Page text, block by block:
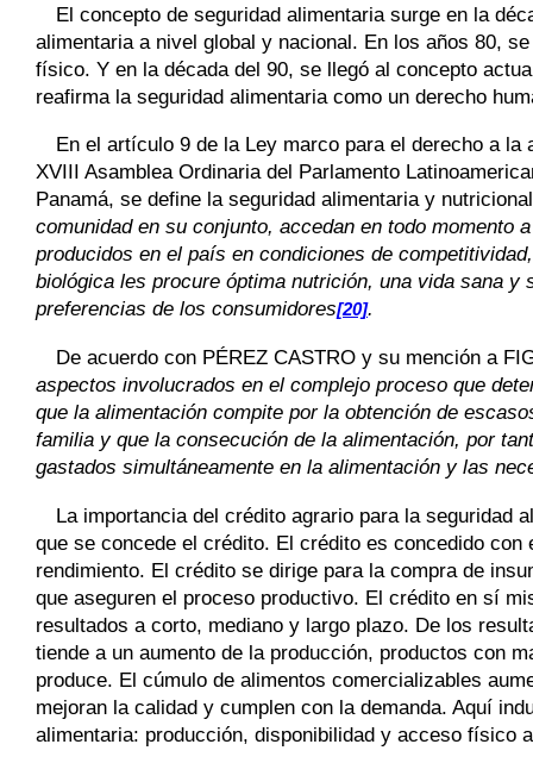
El concepto de seguridad alimentaria surge en la
alimentaria a nivel global y nacional. En los años 80,
físico. Y en la década del 90, se llegó al concepto
reafirma la seguridad alimentaria como un derecho
En el artículo 9 de la Ley marco para el derecho a
XVIII Asamblea Ordinaria del Parlamento
Panamá, se define la seguridad alimentaria y
comunidad en su conjunto, accedan en todo
producidos en el país en condiciones de
biológica les procure óptima nutrición, una vida sana
preferencias de los consumidores[20].
De acuerdo con PÉREZ CASTROy su mención a
aspectos involucrados en el complejo proceso que
que la alimentación compite por la obtención de
familia y que la consecución de la alimentación, por
gastados simultáneamente en la alimentación y las
La importancia del crédito agrario para la seguridad
que se concede el crédito. El crédito es concedido
rendimiento. El crédito se dirige para la compra de
que aseguren el proceso productivo. El crédito en sí
resultados a corto, mediano y largo plazo. De los
tiende a un aumento de la producción, productos con
produce. El cúmulo de alimentos comercializables
mejoran la calidad y cumplen con la demanda. Aquí
alimentaria: producción, disponibilidad y acceso físico